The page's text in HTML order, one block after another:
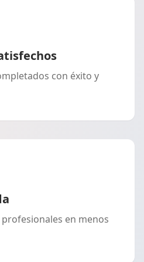
con éxito y
en menos